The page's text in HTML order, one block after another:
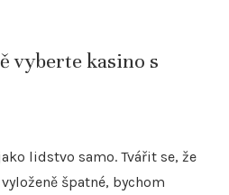
vyberte kasino s
lidstvo samo. Tvářit se, že
špatné, bychom